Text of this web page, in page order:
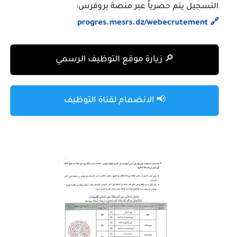
التسجيل يتم حصرياً عبر منصة بروقرس:
🔗 progres.mesrs.dz/webecrutement
🔎 زيارة موقع التوظيف الرسمي
📢 الانضمام لقناة التوظيف